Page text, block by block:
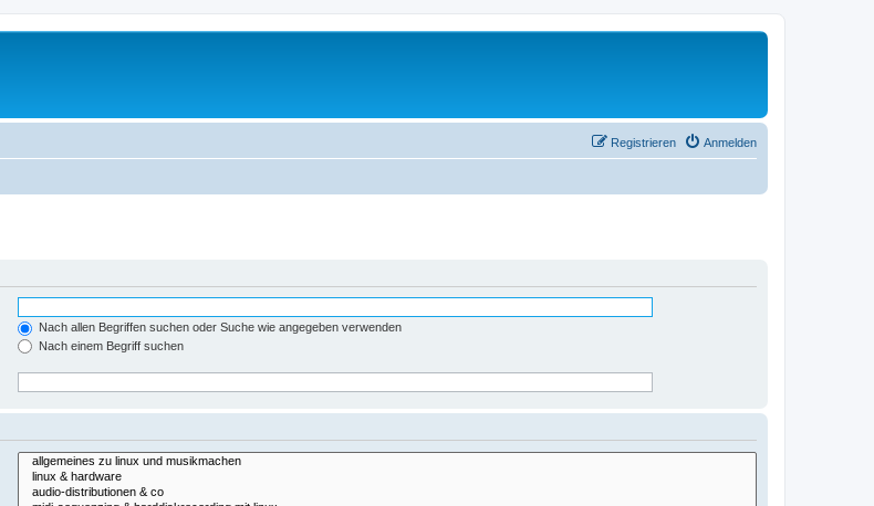
Anmelden
Registrieren
Nach allen Begriffen suchen oder Suche wie angegeben verwenden
Nach einem Begriff suchen